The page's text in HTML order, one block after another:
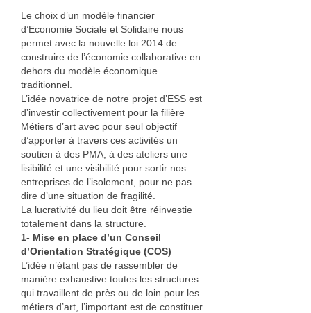
Le choix d’un modèle financier
d’Economie Sociale et Solidaire nous
permet avec la nouvelle loi 2014 de
construire de l’économie collaborative en
dehors du modèle économique
traditionnel.
L’idée novatrice de notre projet d’ESS est
d’investir collectivement pour la filière
Métiers d’art avec pour seul objectif
d’apporter à travers ces activités un
soutien à des PMA, à des ateliers une
lisibilité et une visibilité pour sortir nos
entreprises de l’isolement, pour ne pas
dire d’une situation de fragilité.
La lucrativité du lieu doit être réinvestie
totalement dans la structure.
1‐ Mise en place d’un Conseil
d’Orientation Stratégique (COS)
L’idée n’étant pas de rassembler de
manière exhaustive toutes les structures
qui travaillent de près ou de loin pour les
métiers d’art, l’important est de constituer